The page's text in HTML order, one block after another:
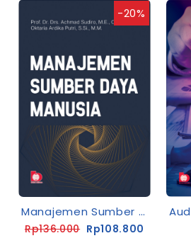
-20%
Manajemen Sumber Daya Manusia
Rp136.000 Rp108.800